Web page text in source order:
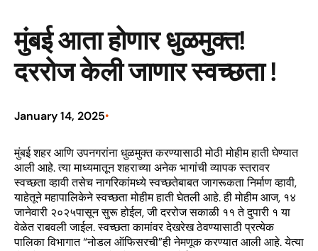
मुंबई आता होणार धुळमुक्त!
दररोज केली जाणार स्वच्छता !
January 14, 2025•
मुंबई शहर आणि उपनगरांना धुळमुक्त करण्यासाठी मोठी मोहीम हाती घेण्यात
आली आहे. त्या माध्यमातून शहराच्या अनेक भागांची व्यापक स्तरावर
स्वच्छता व्हावी तसेच नागरिकांमध्ये स्वच्छतेबाबत जागरूकता निर्माण व्हावी,
याहेतूने महापालिकेने स्वच्छता मोहीम हाती घेतली आहे. ही मोहीम आज, १४
जानेवारी २०२५पासून सुरू होईल, जी दररोज सकाळी ११ ते दुपारी १ या
वेळेत राबवली जाईल. स्वच्छता कामांवर देखरेख ठेवण्यासाठी प्रत्येक
पालिका विभागात “नोडल ऑफिसरची”ही नेमणूक करण्यात आली आहे. येत्या